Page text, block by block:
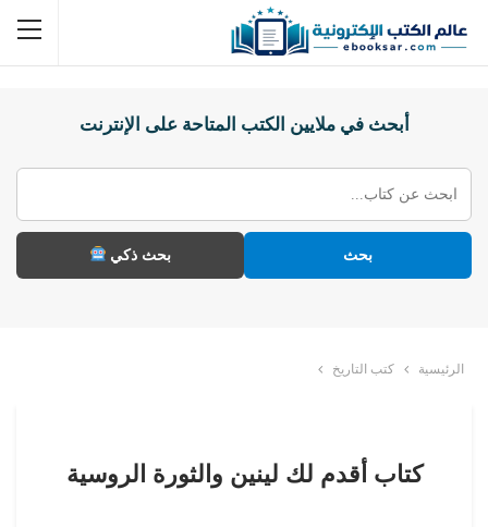
أبحث في ملايين الكتب المتاحة على الإنترنت
بحث بحث ذكي
الرئيسية كتب التاريخ
كتاب أقدم لك لينين والثورة الروسية